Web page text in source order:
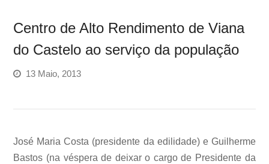
Centro de Alto Rendimento de Viana
do Castelo ao serviço da população
13 Maio, 2013
José Maria Costa (presidente da edilidade) e Guilherme
Bastos (na véspera de deixar o cargo de Presidente da